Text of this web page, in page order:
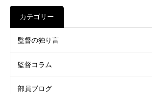
カテゴリー
監督の独り言
監督コラム
部員ブログ